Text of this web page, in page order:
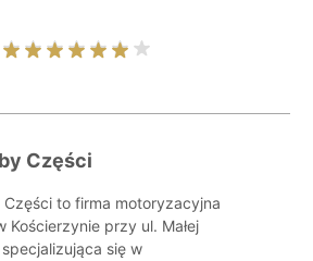
Części
to firma motoryzacyjna
Kościerzynie przy ul. Małej
specjalizująca się w